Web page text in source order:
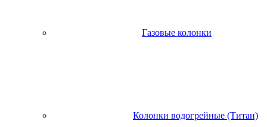
Газовые колонки
Колонки водогрейные (Титан)